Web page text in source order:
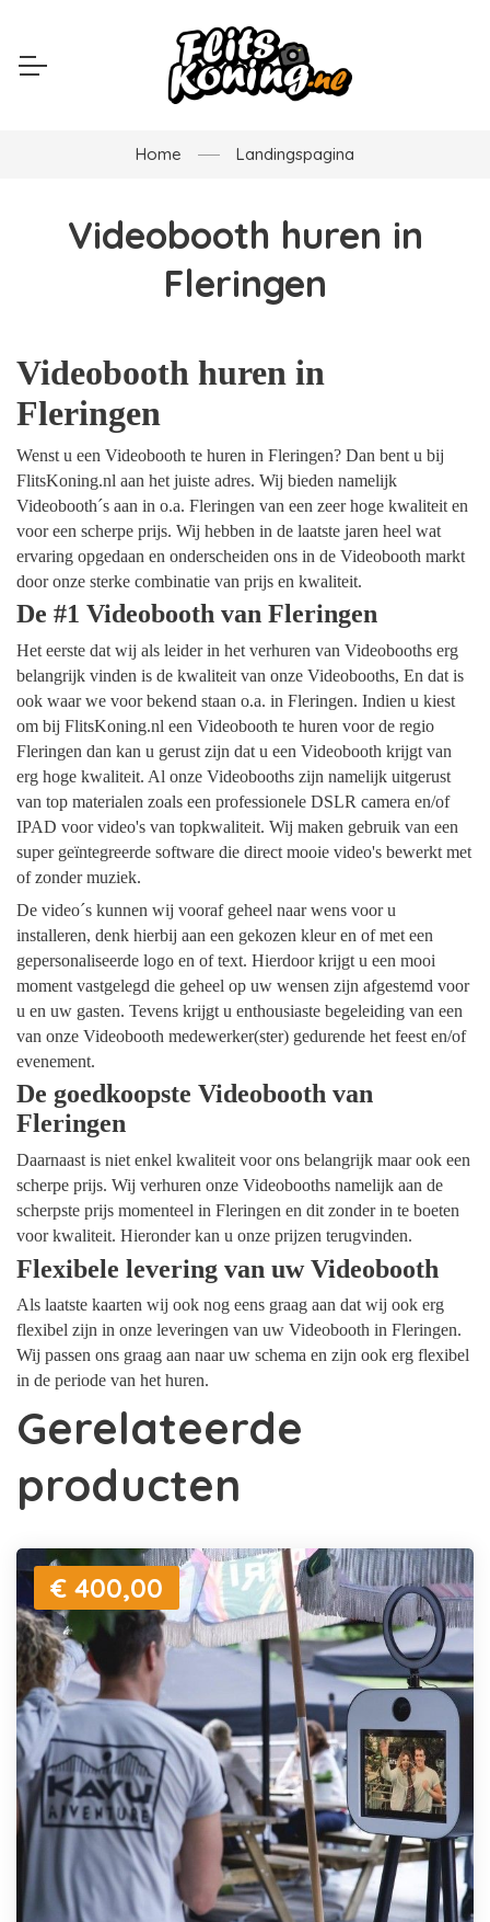
Home Landingspagina
Videobooth huren in
Fleringen
Videobooth huren in
Fleringen
Wenst u een Videobooth te huren in Fleringen? Dan bent u bij
FlitsKoning.nl aan het juiste adres. Wij bieden namelijk
Videobooth´s aan in o.a. Fleringen van een zeer hoge kwaliteit en
voor een scherpe prijs. Wij hebben in de laatste jaren heel wat
ervaring opgedaan en onderscheiden ons in de Videobooth markt
door onze sterke combinatie van prijs en kwaliteit.
De #1 Videobooth van Fleringen
Het eerste dat wij als leider in het verhuren van Videobooths erg
belangrijk vinden is de kwaliteit van onze Videobooths, En dat is
ook waar we voor bekend staan o.a. in Fleringen. Indien u kiest
om bij FlitsKoning.nl een Videobooth te huren voor de regio
Fleringen dan kan u gerust zijn dat u een Videobooth krijgt van
erg hoge kwaliteit. Al onze Videobooths zijn namelijk uitgerust
van top materialen zoals een professionele DSLR camera en/of
IPAD voor video's van topkwaliteit. Wij maken gebruik van een
super geïntegreerde software die direct mooie video's bewerkt met
of zonder muziek.
De video´s kunnen wij vooraf geheel naar wens voor u
installeren, denk hierbij aan een gekozen kleur en of met een
gepersonaliseerde logo en of text. Hierdoor krijgt u een mooi
moment vastgelegd die geheel op uw wensen zijn afgestemd voor
u en uw gasten. Tevens krijgt u enthousiaste begeleiding van een
van onze Videobooth medewerker(ster) gedurende het feest en/of
evenement.
De goedkoopste Videobooth van
Fleringen
Daarnaast is niet enkel kwaliteit voor ons belangrijk maar ook een
scherpe prijs. Wij verhuren onze Videobooths namelijk aan de
scherpste prijs momenteel in Fleringen en dit zonder in te boeten
voor kwaliteit. Hieronder kan u onze prijzen terugvinden.
Flexibele levering van uw Videobooth
Als laatste kaarten wij ook nog eens graag aan dat wij ook erg
flexibel zijn in onze leveringen van uw Videobooth in Fleringen.
Wij passen ons graag aan naar uw schema en zijn ook erg flexibel
in de periode van het huren.
Gerelateerde
producten
€ 400,00